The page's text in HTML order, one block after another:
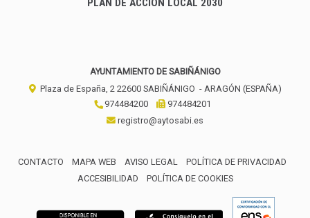
PLAN DE ACCIÓN LOCAL 2030
AYUNTAMIENTO DE SABIÑÁNIGO
Plaza de España, 2 22600 SABIÑÁNIGO - ARAGÓN (ESPAÑA)
974484200
974484201
registro@aytosabi.es
CONTACTO MAPA WEB AVISO LEGAL
POLÍTICA DE PRIVACIDAD
ACCESIBILIDAD
POLÍTICA DE COOKIES